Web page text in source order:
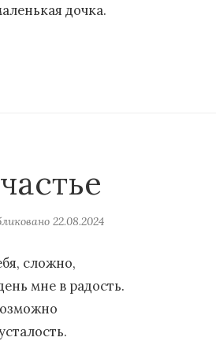
дочка.
22.08.2024
сложно,
мне в радость.